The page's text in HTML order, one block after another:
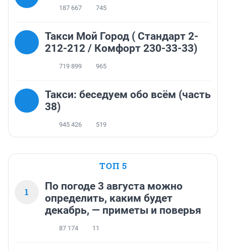
187 667 745
Такси Мой Город ( Стандарт 2-
212-212 / Комфорт 230-33-33)
719 899 965
Такси: беседуем обо всём (часть
38)
945 426 519
ТОП 5
1
По погоде 3 августа можно
определить, каким будет
декабрь, — приметы и поверья
87 174 11